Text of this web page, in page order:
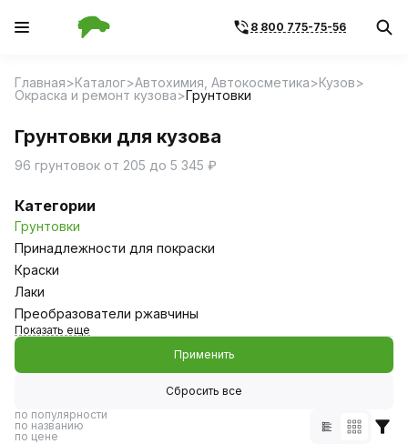
8 800 775-75-56
Главная Каталог Автохимия, Автокосметика
Кузов
Окраска и ремонт кузова
Грунтовки
Грунтовки для кузова
96 грунтовок от 205 до 5 345 ₽
Категории
Грунтовки
Принадлежности для покраски
Краски
Лаки
Преобразователи ржавчины
Показать еще
Применить
Сбросить все
по популярности
по названию
по цене